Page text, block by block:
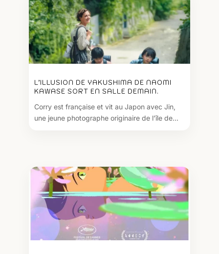
L’ILLUSION DE YAKUSHIMA DE NAOMI
KAWASE SORT EN SALLE DEMAIN.
Corry est française et vit au Japon avec Jin,
une jeune photographe originaire de l’île de...